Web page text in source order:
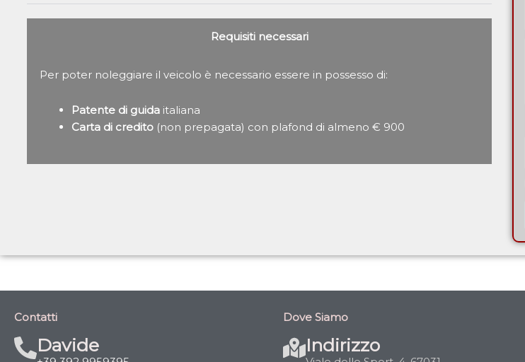
Requisiti necessari
Per poter noleggiare il veicolo è necessario essere in possesso di:
Patente di guida italiana
Carta di credito (non prepagata) con plafond di almeno € 900
Contatti
Davide
Dove Siamo
Indirizzo